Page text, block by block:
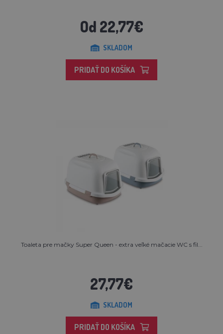
Od 22,77€
SKLADOM
PRIDAŤ DO KOŠÍKA
Toaleta pre mačky Super Queen - extra veľké mačacie WC s fil...
27,77€
SKLADOM
PRIDAŤ DO KOŠÍKA